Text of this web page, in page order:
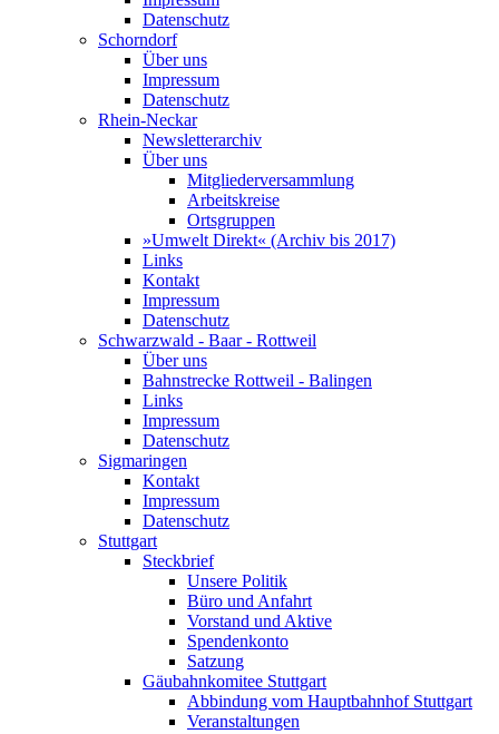
Datenschutz
Schorndorf
Über uns
Impressum
Datenschutz
Rhein-Neckar
Newsletterarchiv
Über uns
Mitgliederversammlung
Arbeitskreise
Ortsgruppen
»Umwelt Direkt« (Archiv bis 2017)
Links
Kontakt
Impressum
Datenschutz
Schwarzwald - Baar - Rottweil
Über uns
Bahnstrecke Rottweil - Balingen
Links
Impressum
Datenschutz
Sigmaringen
Kontakt
Impressum
Datenschutz
Stuttgart
Steckbrief
Unsere Politik
Büro und Anfahrt
Vorstand und Aktive
Spendenkonto
Satzung
Gäubahnkomitee Stuttgart
Abbindung vom Hauptbahnhof Stuttgart
Veranstaltungen